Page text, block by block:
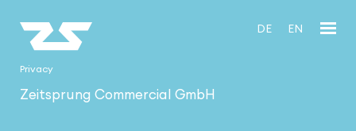
DE EN
Privacy
Zeitsprung Commercial GmbH